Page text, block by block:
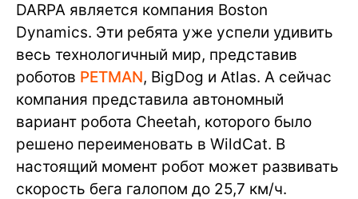
DARPA является компания Boston
Dynamics. Эти ребята уже успели удивить
весь технологичный мир, представив
роботов PETMAN, BigDog и Atlas. А сейчас
компания представила автономный
вариант робота Cheetah, которого было
решено переименовать в WildCat. В
настоящий момент робот может развивать
скорость бега галопом до 25,7 км/ч.